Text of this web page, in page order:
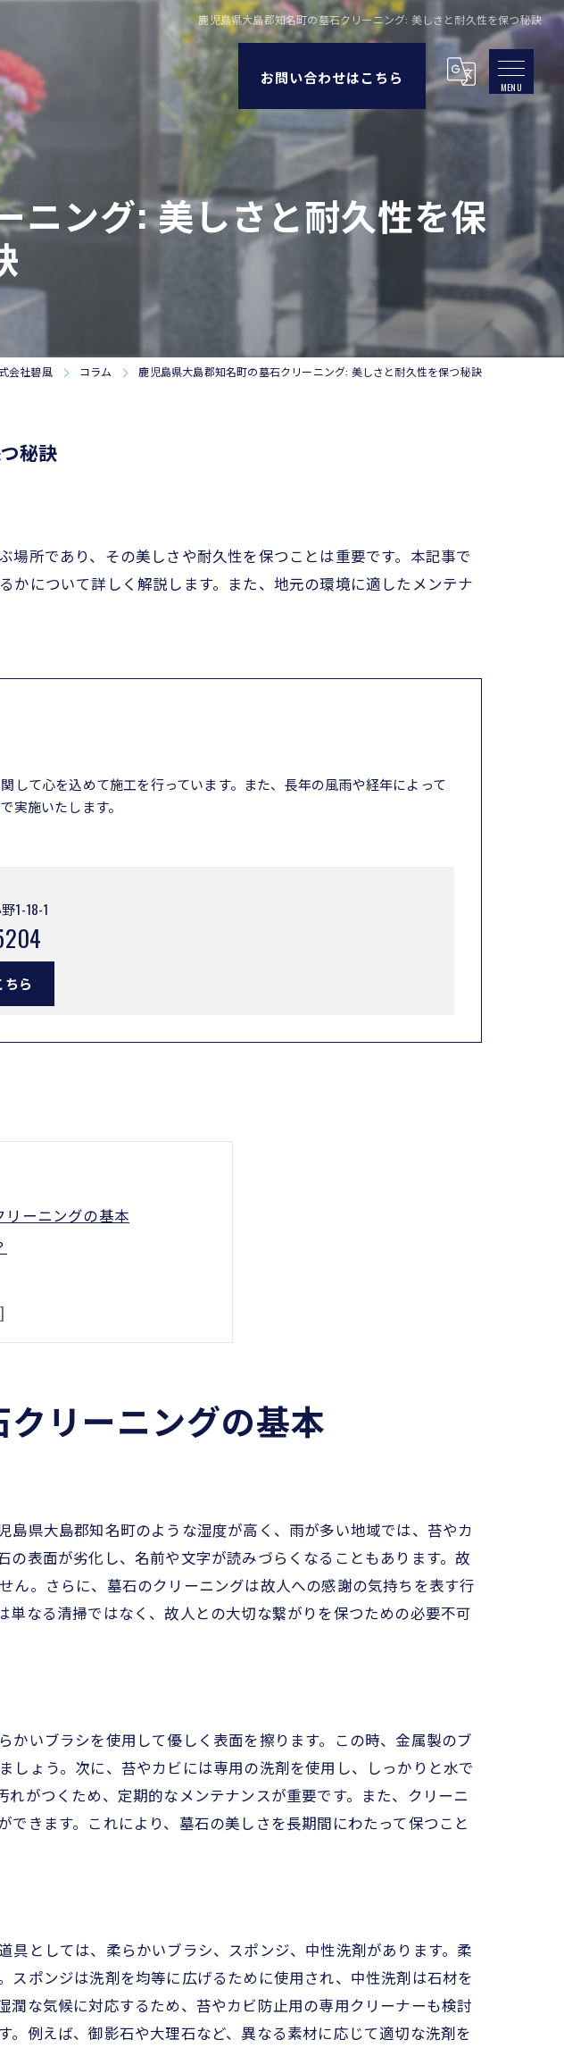
鹿児島県大島郡知名町の墓石クリーニング: 美しさと耐久性を保つ秘訣
お問い合わせはこちら
ニング: 美しさと耐久性を保
会社碧風 コラム 鹿児島県大島郡知名町の墓石クリーニング: 美しさと耐久性を保つ秘訣
秘訣
所であり、その美しさや耐久性を保つことは重要です。本記事で
について詳しく解説します。また、地元の環境に適したメンテナ
して心を込めて施工を行っています。また、長年の風雨や経年によって
実施いたします。
1-18-1
ちら
ーニングの基本
の選定ポイント
いクリーニングのポイント
と
ント
ール
リーニングの基本
県大島郡知名町のような湿度が高く、雨が多い地域では、苔やカ
表面が劣化し、名前や文字が読みづらくなることもあります。故
。さらに、墓石のクリーニングは故人への感謝の気持ちを表す行
なる清掃ではなく、故人との大切な繋がりを保つための必要不可
いブラシを使用して優しく表面を擦ります。この時、金属製のブ
ょう。次に、苔やカビには専用の洗剤を使用し、しっかりと水で
がつくため、定期的なメンテナンスが重要です。また、クリーニ
きます。これにより、墓石の美しさを長期間にわたって保つこと
としては、柔らかいブラシ、スポンジ、中性洗剤があります。柔
ポンジは洗剤を均等に広げるために使用され、中性洗剤は石材を
な気候に対応するため、苔やカビ防止用の専用クリーナーも検討
例えば、御影石や大理石など、異なる素材に応じて適切な洗剤を